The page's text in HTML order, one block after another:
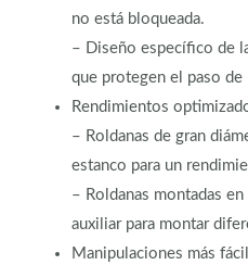
no está bloqueada.
– Diseño específico de
que protegen el paso de
Rendimientos
– Roldanas de gran
estanco para un
– Roldanas montadas
auxiliar para montar
Manipulaciones más